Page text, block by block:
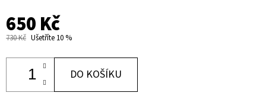
650 Kč
730 Kč Ušetříte 10 %
DO KOŠÍKU